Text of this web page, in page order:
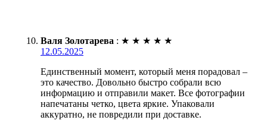
Валя Золотарева : ★ ★ ★ ★ ★
12.05.2025
Единственный момент, который меня порадовал –
это качество. Довольно быстро собрали всю
информацию и отправили макет. Все фотографии
напечатаны четко, цвета яркие. Упаковали
аккуратно, не повредили при доставке.